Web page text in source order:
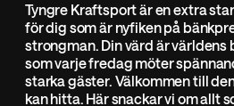
Tyngre Kraftsport är en extra
för dig som är nyfiken på
strongman. Din värd är världens
som varje fredag möter
starka gäster. Välkommen till
kan hitta. Här snackar vi om allt